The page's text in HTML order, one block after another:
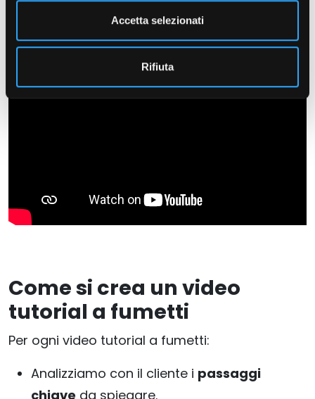
Accetta selezionati
Rifiuta
Come si crea un video
tutorial a fumetti
Per ogni video tutorial a fumetti:
Analizziamo con il cliente i passaggi
chiave da spiegare.